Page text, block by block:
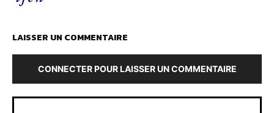
LAISSER UN COMMENTAIRE
CONNECTER POUR LAISSER UN COMMENTAIRE